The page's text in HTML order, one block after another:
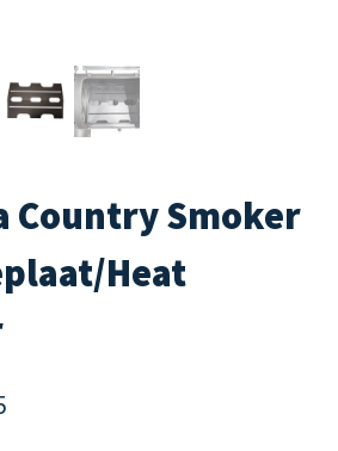
Country Smoker
Heat